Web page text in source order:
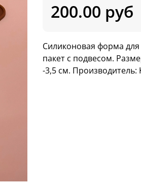
200.00 руб
Силиконовая форма
пакет с подвесом.
-3,5 см. Производитель: